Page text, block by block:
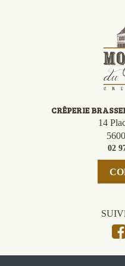
CRÊPERIE
14
02